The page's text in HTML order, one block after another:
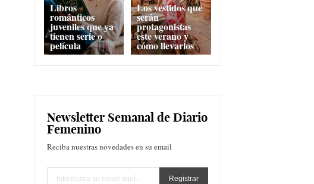
Libros
románticos
juveniles que ya
tienen serie o
película
Los vestidos que
serán
protagonistas
este verano y
cómo llevarlos
Newsletter Semanal de Diario
Femenino
Reciba nuestras novedades en su email